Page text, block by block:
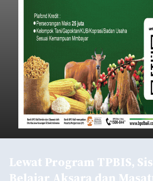
Lewat Program TPBIS,